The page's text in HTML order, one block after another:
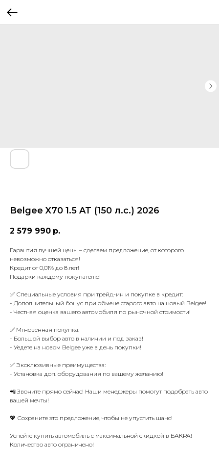
Belgee X70 1.5 AT (150 л.с.) 2026
2 579 990 р.
Гарантия лучшей цены – сделаем предложение, от которого
невозможно отказаться!
Кредит от 0,01% до 8 лет!
Подарки каждому покупателю!
✅ Специальные условия при трейд-ин и покупке в кредит:
- Дополнительный бонус при обмене старого авто на новый Belgee!
- Честная оценка вашего автомобиля по рыночной стоимости!
✅ Мгновенная покупка:
- Большой выбор авто в наличии и под заказ!
- Уедете на новом Belgee уже в день покупки!
✅ Эксклюзивные преимущества:
- Установка доп. оборудования по вашему желанию!
📲 Звоните прямо сейчас! Наши менеджеры помогут подобрать авто
вашей мечты!
💖 Сохраните это предложение, чтобы не упустить шанс!
Успейте купить автомобиль с максимальной скидкой в БАКРА!
Количество авто ограничено!